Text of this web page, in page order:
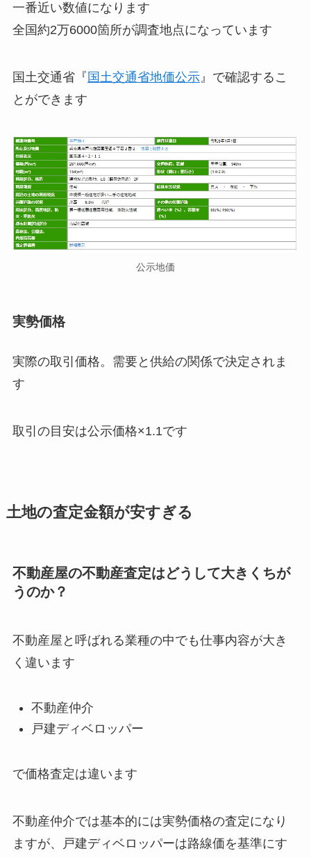
一番近い数値になります
全国約2万6000箇所が調査地点になっています
国土交通省『 国土交通省地価公示』で確認するこ
とができます
公示地価
実勢価格
実際の取引価格。需要と供給の関係で決定されま
す
取引の目安は公示価格×1.1です
土地の査定金額が安すぎる
不動産屋の不動産査定はどうして大きくちが
うのか？
不動産屋と呼ばれる業種の中でも仕事内容が大き
く違います
不動産仲介
戸建ディベロッパー
で価格査定は違います
不動産仲介では基本的には実勢価格の査定になり
ますが、戸建ディベロッパーは路線価を基準にす